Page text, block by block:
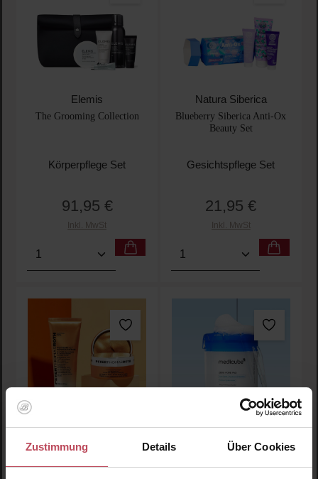
Zustimmung Details Über Cookies
Elemis
The Grooming Collection
Körperpflege Set
Regulärer Preis:
91,95 €
Inkl. MwSt
Produkt Anzahl: Gib den gewünschten Wert ein
Natura Siberica
Blueberry Siberica Anti-Ox
Beauty Set
Gesichtspflege Set
Regulärer Preis:
21,95 €
Inkl. MwSt
Produkt Anzahl: Gib
Full-Size Potent-C™
Vitamin C Brighteners 2-
Zero Pore Pad 2.0